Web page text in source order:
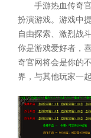
手游热血传奇
扮演游戏。游戏中
自由探索、激烈战
你是游戏爱好者，
奇官网将会是你的
界，与其他玩家一